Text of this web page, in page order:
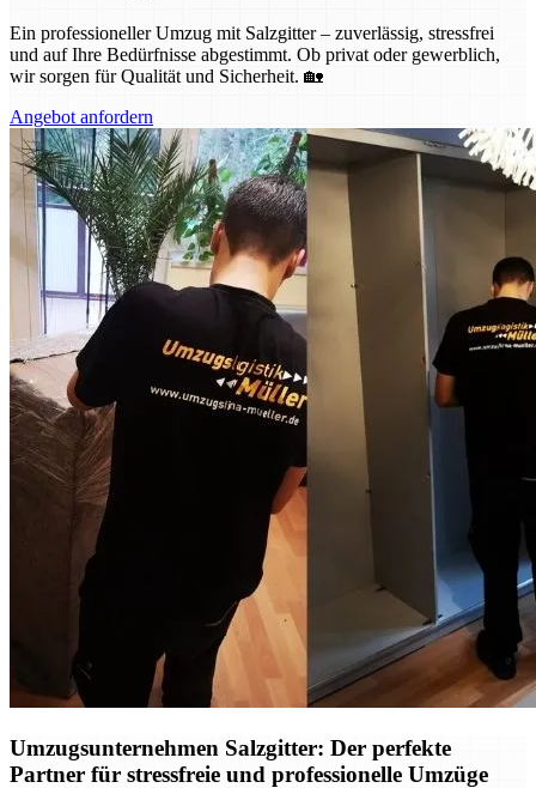
Ein professioneller Umzug mit Salzgitter – zuverlässig, stressfrei
und auf Ihre Bedürfnisse abgestimmt. Ob privat oder gewerblich,
wir sorgen für Qualität und Sicherheit. 🏡
Angebot anfordern
Umzugsunternehmen Salzgitter: Der perfekte
Partner für stressfreie und professionelle Umzüge